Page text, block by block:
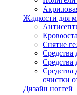
Жидкости для
Снятие
Средства
Средства
Средства
очистки
Дизайн ногтей